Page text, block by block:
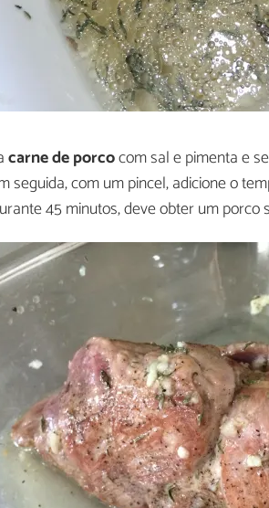
carne de porcocom sal e pimenta e
seguida, com um pincel, adicione o
45 minutos, deve obter um porco